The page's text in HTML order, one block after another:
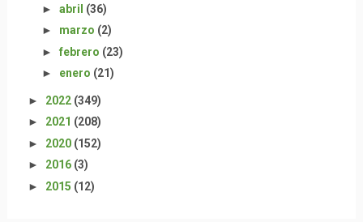
► abril (36)
► marzo (2)
► febrero (23)
► enero (21)
► 2022 (349)
► 2021 (208)
► 2020 (152)
► 2016 (3)
► 2015 (12)